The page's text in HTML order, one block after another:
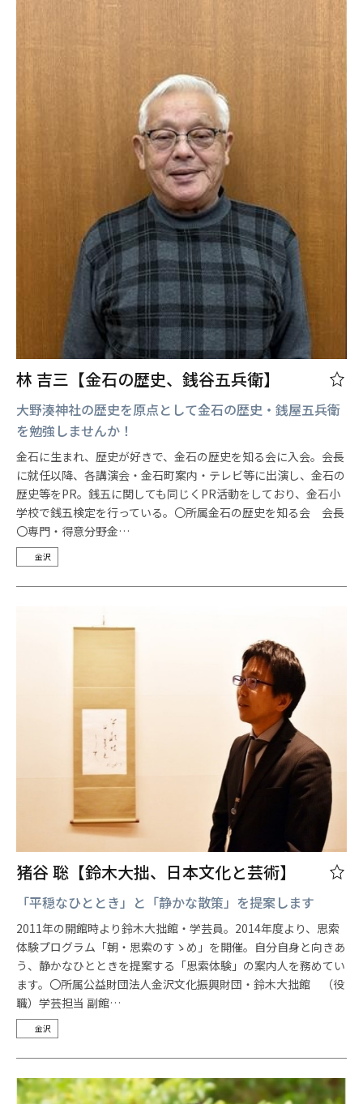
林 吉三【金石の歴史、銭谷五兵衛】
大野湊神社の歴史を原点として金石の歴史・銭屋五兵衛
を勉強しませんか！
金石に生まれ、歴史が好きで、金石の歴史を知る会に入会。会長
に就任以降、各講演会・金石町案内・テレビ等に出演し、金石の
歴史等をPR。銭五に関しても同じくPR活動をしており、金石小
学校で銭五検定を行っている。〇所属金石の歴史を知る会 会長
〇専門・得意分野金…
金沢
猪谷 聡【鈴木大拙、日本文化と芸術】
「平穏なひととき」と「静かな散策」を提案します
2011年の開館時より鈴木大拙館・学芸員。2014年度より、思索
体験プログラム「朝・思索のすゝめ」を開催。自分自身と向きあ
う、静かなひとときを提案する「思索体験」の案内人を務めてい
ます。〇所属公益財団法人金沢文化振興財団・鈴木大拙館 （役
職）学芸担当 副館…
金沢